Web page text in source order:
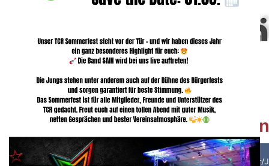
Bewegte Impression unseres Vereins.Mehr...